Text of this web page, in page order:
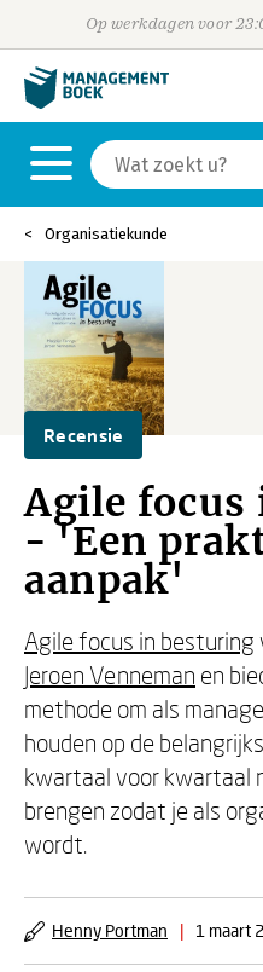
Op werkdagen voor
Organisatiekunde
Recensie
Agile
- 'Een
aanpak'
Agile focus in besturing
Jeroen Venneman en
methode om als
houden op de
kwartaal voor kwartaal
brengen zodat je als
wordt.
Henny Portman | 1 maart